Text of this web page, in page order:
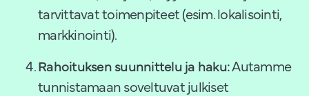
tarvittavat toimenpiteet (esim. lokalisointi,
markkinointi).
Rahoituksen suunnittelu ja haku:Autamme
tunnistamaan soveltuvat julkiset